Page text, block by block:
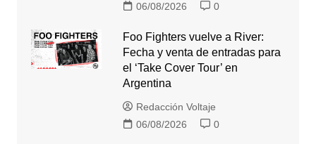
06/08/2026
0
Foo Fighters vuelve a River:
Fecha y venta de entradas para
el ‘Take Cover Tour’ en
Argentina
Redacción Voltaje
06/08/2026
0